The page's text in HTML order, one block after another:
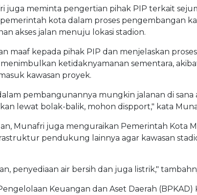
juga meminta pengertian pihak PIP terkait
kota dalam proses pengembangan
akses jalan menuju lokasi stadion.
maaf kepada pihak PIP dan menjelaskan proses
ketidaknyamanan sementara,
kawasan proyek.
pembangunannya mungkin jalanan di sana
lewat bolak-balik, mohon dispport," kata
Munafri juga menguraikan Pemerintah Kota
pendukung lainnya agar kawasan
penyediaan air bersih dan juga listrik,"
Keuangan dan Aset Daerah (BPKAD)